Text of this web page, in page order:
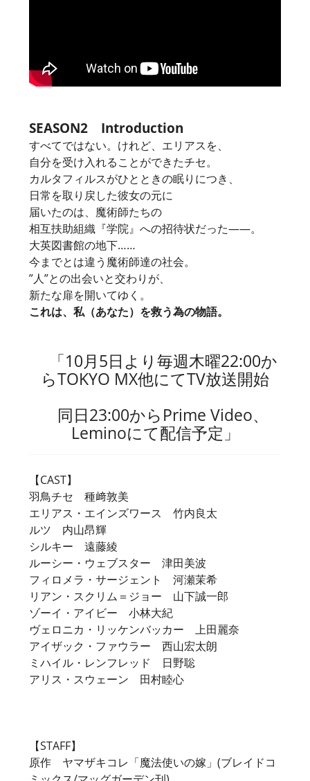
SEASON2 Introduction
すべてではない。けれど、エリアスを、
自分を受け入れることができたチセ。
カルタフィルスがひとときの眠りにつき、
日常を取り戻した彼女の元に
届いたのは、魔術師たちの
相互扶助組織『学院』への招待状だった――。
大英図書館の地下……
今までとは違う魔術師達の社会。
”人”との出会いと交わりが、
新たな扉を開いてゆく。
これは、私（あなた）を救う為の物語。
「10月5日より毎週木曜22:00か
らTOKYO MX他にてTV放送開始
同日23:00からPrime Video、
Leminoにて配信予定」
【CAST】
羽鳥チセ 種﨑敦美
エリアス・エインズワース 竹内良太
ルツ 内山昂輝
シルキー 遠藤綾
ルーシー・ウェブスター 津田美波
フィロメラ・サージェント 河瀬茉希
リアン・スクリム＝ジョー 山下誠一郎
ゾーイ・アイビー 小林大紀
ヴェロニカ・リッケンバッカー 上田麗奈
アイザック・ファウラー 西山宏太朗
ミハイル・レンフレッド 日野聡
アリス・スウェーン 田村睦心
【STAFF】
原作 ヤマザキコレ「魔法使いの嫁」(ブレイドコ